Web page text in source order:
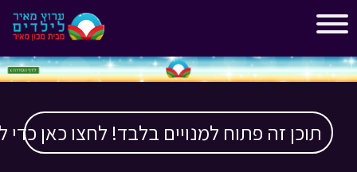
תוכן זה פתוח למנויים בלבד! לחצו כאן כדי